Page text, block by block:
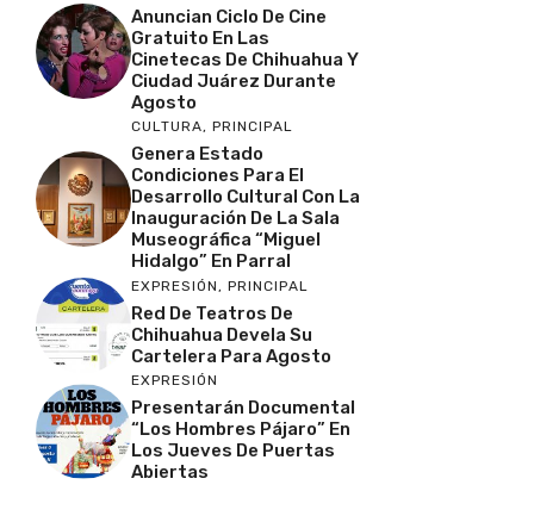
Anuncian Ciclo De Cine
Gratuito En Las
Cinetecas De Chihuahua Y
Ciudad Juárez Durante
Agosto
CULTURA, PRINCIPAL
Genera Estado
Condiciones Para El
Desarrollo Cultural Con La
Inauguración De La Sala
Museográfica “Miguel
Hidalgo” En Parral
EXPRESIÓN , PRINCIPAL
Red De Teatros De
Chihuahua Devela Su
Cartelera Para Agosto
EXPRESIÓN
Presentarán Documental
“Los Hombres Pájaro” En
Los Jueves De Puertas
Abiertas